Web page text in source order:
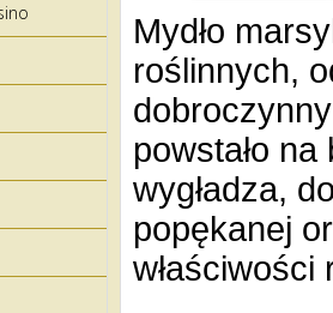
Mydło
roślinnych,
powstało
wygładza,
popękanej
właściwości